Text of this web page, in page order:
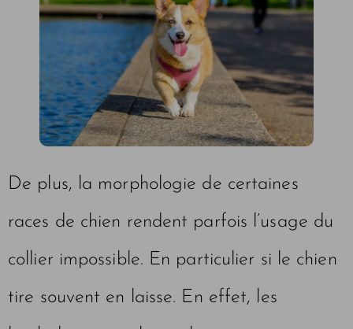
De plus, la morphologie de certaines
races de chien rendent parfois l’usage du
collier impossible. En particulier si le chien
tire souvent en laisse. En effet, les